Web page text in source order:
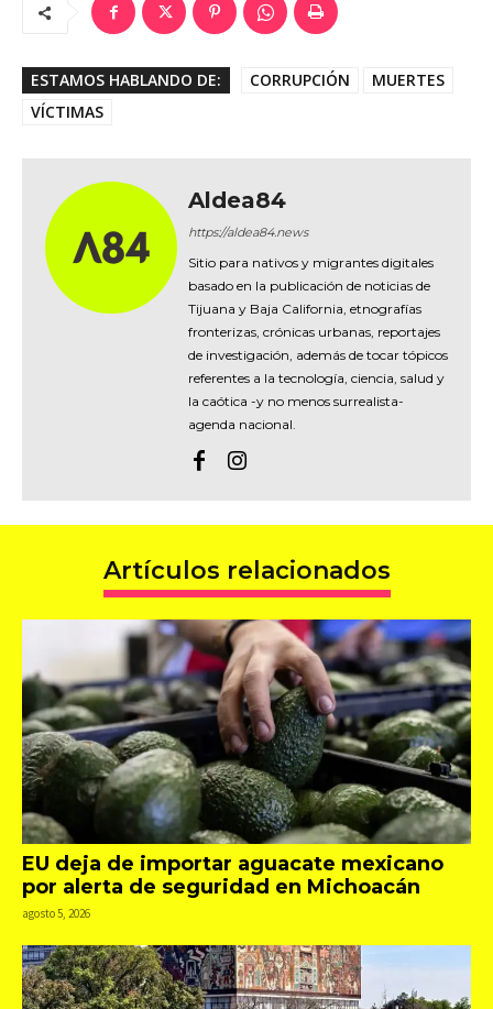
ESTAMOS HABLANDO DE: CORRUPCIÓN
MUERTES
VÍCTIMAS
Aldea84
https://aldea84.news
Sitio para nativos y migrantes digitales
basado en la publicación de noticias de
Tijuana y Baja California, etnografías
fronterizas, crónicas urbanas, reportajes
de investigación, además de tocar tópicos
referentes a la tecnología, ciencia, salud y
la caótica -y no menos surrealista-
agenda nacional.
Artículos relacionados
EU deja de importar aguacate mexicano
por alerta de seguridad en Michoacán
agosto 5, 2026